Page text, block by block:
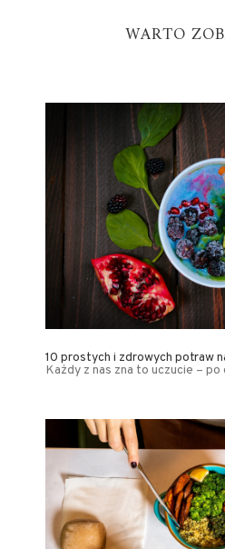
WARTO
10 prostych i zdrowych potraw
Każdy z nas zna to uczucie – po